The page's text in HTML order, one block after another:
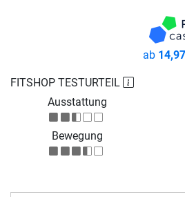
FITSHOP TESTURTEIL
Ausstattung
Bewegung
ab